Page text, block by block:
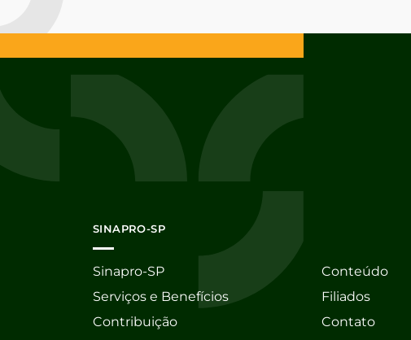
SINAPRO-SP
Sinapro-SP
Serviços e Benefícios
Contribuição
Conteúdo
Filiados
Contato